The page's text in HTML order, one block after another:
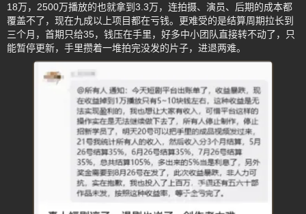
18万，2500万播放的也就拿到3.3万，连拍摄、演员、后期的成本都
覆盖不了，现在九成以上项目都在亏钱。更难受的是结算周期拉长到
三个月，首期只给35，钱压在手里，好多中小团队直接转不动了，只
能暂停更新，手里攒着一堆拍完没发的片子，进退两难。